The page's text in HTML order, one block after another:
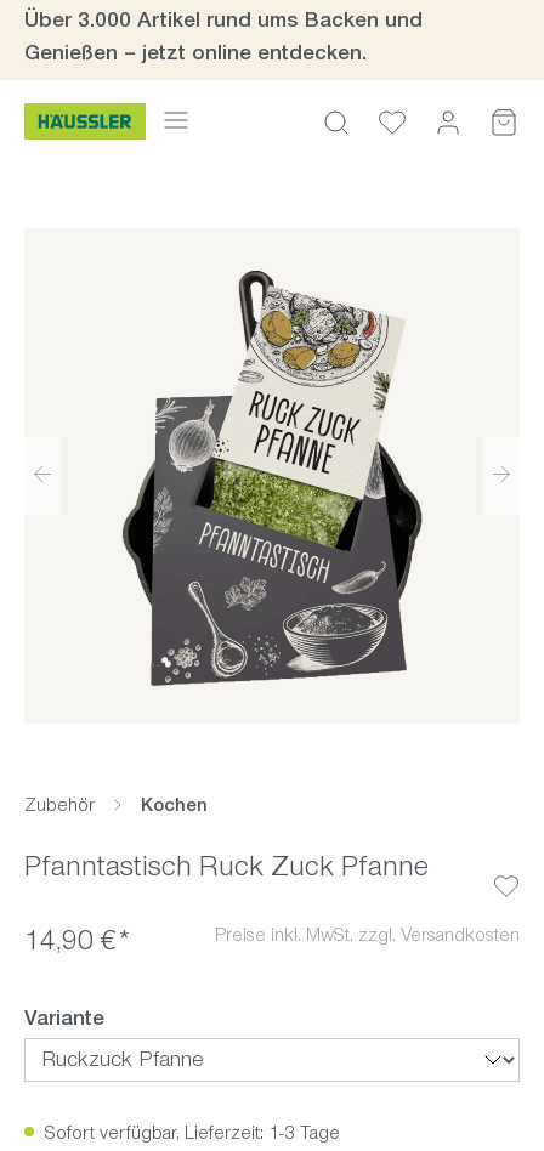
Zum Hauptinhalt springen
Über 3.000 Artikel rund ums Backen und
Genießen – jetzt online entdecken.
Zubehör Kochen
Pfanntastisch Ruck Zuck Pfanne
14,90 €* Preise inkl. MwSt. zzgl. Versandkosten
Varianteauswählen
Sofort verfügbar, Lieferzeit: 1-3 Tage